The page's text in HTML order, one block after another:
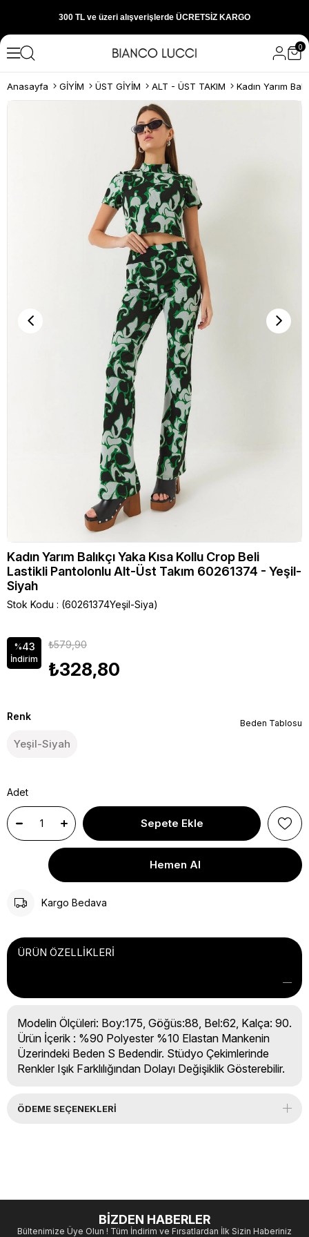
300 TL ve üzeri alışverişlerde ÜCRETSİZ KARGO
1000 TL ve üzeri alışverişlerde 150 TL İNDİRİM
Yeni sezon ürünlerini hemen keşfedin
300 TL ve üzeri alışverişlerde ÜCRETSİZ KARGO
1000 TL ve üzeri alışverişlerde 150 TL İNDİRİM
0
Anasayfa GİYİM ÜST GİYİM ALT - ÜST TAKIM
Kadın Yarım Balıkçı Yaka Kısa Kollu Crop Beli
Lastikli Pantolonlu Alt-Üst Takım 60261374 - Yeşil-
Siyah
Stok Kodu (60261374Yeşil-Siya)
%43
İndirim
₺579,90
₺328,80
Renk
Yeşil-Siyah
Beden Tablosu
Adet
Kargo Bedava
ÜRÜN ÖZELLIKLERI
Modelin Ölçüleri: Boy:175, Göğüs:88, Bel:62, Kalça: 90.
Ürün İçerik : %90 Polyester %10 Elastan Mankenin
Üzerindeki Beden S Bedendir. Stüdyo Çekimlerinde
Renkler Işık Farklılığından Dolayı Değişiklik Gösterebilir.
ÖDEME SEÇENEKLERI
BİZDEN HABERLER
Bültenimize Üye Olun ! Tüm İndirim ve Fırsatlardan İlk Sizin Haberiniz